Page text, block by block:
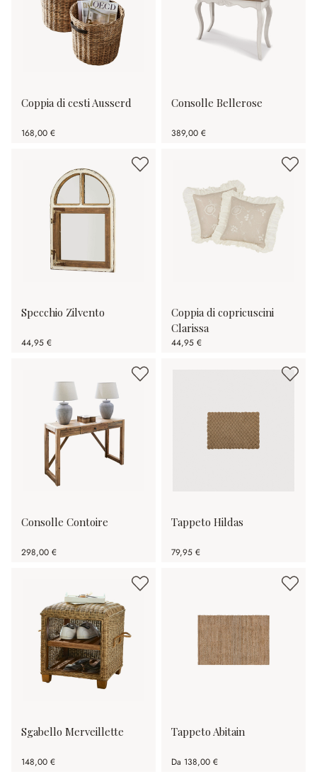
Coppia di cesti Ausserd
168,00 €
Consolle Bellerose
389,00 €
Specchio Zilvento
44,95 €
Coppia di copricuscini
Clarissa
44,95 €
Consolle Contoire
298,00 €
Tappeto Hildas
79,95 €
Sgabello Merveillette
148,00 €
Tappeto Abitain
Da 138,00 €